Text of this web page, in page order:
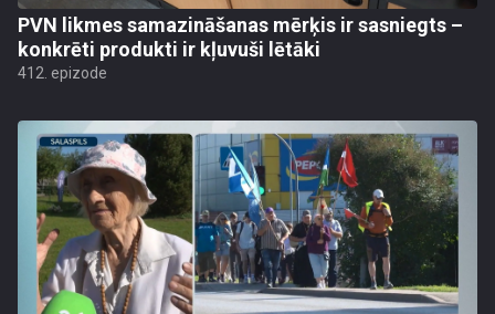
PVN likmes samazināšanas mērķis ir sasniegts –
konkrēti produkti ir kļuvuši lētāki
412. epizode